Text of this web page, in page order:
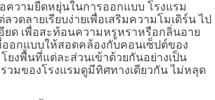
วามยืดหยุ่นในการออกแบบ โรงแรม
วดลายเรียบง่ายเพื่อเสริมความโมเดิร์น ไป
ยด เพื่อสะท้อนความหรูหราหรือกลิ่นอาย
อกแบบให้สอดคล้องกับคอนเซ็ปต์ของ
ยงพื้นที่แต่ละส่วนเข้าด้วยกันอย่างเป็น
วมของโรงแรมดูมีทิศทางเดียวกัน ไม่หลุด